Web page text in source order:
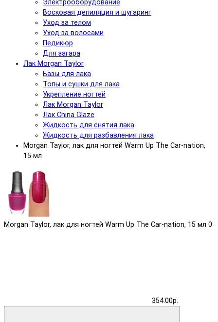
Электрооборудование
Восковая депиляция и шугаринг
Уход за телом
Уход за волосами
Педикюр
Для загара
Лак Morgan Taylor
Базы для лака
Топы и сушки для лака
Укрепление ногтей
Лак Morgan Taylor
Лак China Glaze
Жидкость для снятия лака
Жидкость для разбавления лака
Morgan Taylor, лак для ногтей Warm Up The Car-nation,
15 мл
Morgan Taylor, лак для ногтей Warm Up The Car-nation, 15 мл 0
354.00р.